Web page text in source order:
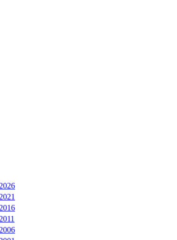
2026
2021
2016
2011
2006